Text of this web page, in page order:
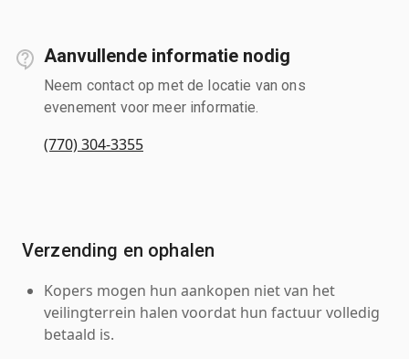
Aanvullende informatie nodig
Neem contact op met de locatie van ons
evenement voor meer informatie.
(770) 304-3355
Verzending en ophalen
Kopers mogen hun aankopen niet van het
veilingterrein halen voordat hun factuur volledig
betaald is.